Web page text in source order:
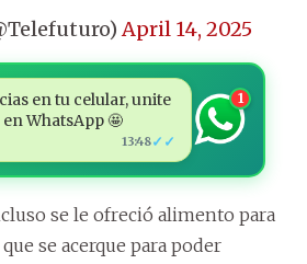
April 14, 2025
en tu celular, unite
WhatsApp 🤩
13:48✓✓
1
se le ofreció alimento para
se acerque para poder